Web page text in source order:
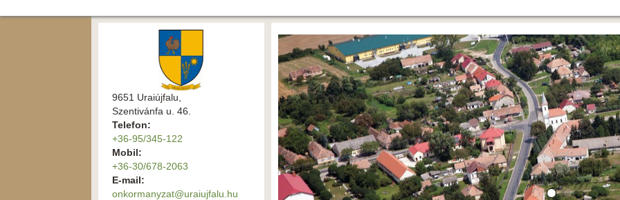
9651 Uraiújfalu,
Szentivánfa u. 46.
Telefon:
+36-95/345-122
Mobil:
+36-30/678-2063
E-mail:
onkormanyzat@uraiujfalu.hu